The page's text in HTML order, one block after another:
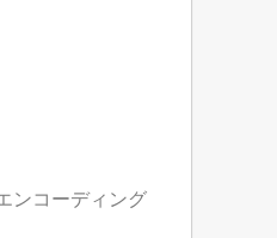
ンコーディング